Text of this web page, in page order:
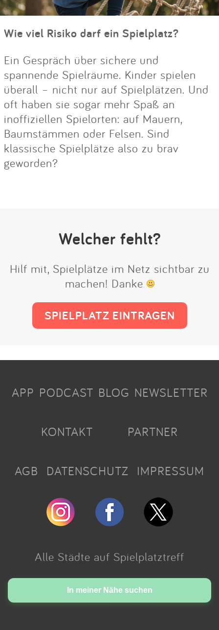
Wie viel Risiko darf ein Spielplatz?
Ein Gespräch über sichere und
spannende Spielräume. Kinder spielen
überall – nicht nur auf Spielplätzen. Und
oft haben sie sogar mehr Spaß an
inoffiziellen Spielorten: auf Mauern,
Baumstämmen oder Felsen. Sind
klassische Spielplätze also zu brav
geworden?
Welcher fehlt?
Hilf mit, Spielplätze im Netz sichtbar zu
machen! Danke
SPIELPLATZ EINTRAGEN
In meiner Nähe suchen
APP PODCAST BLOG NEWSLETTER
KONTAKT PARTNER
AGB DATENSCHUTZ IMPRESSUM
Alle Städte auf Spielplatztreff
Made with love in Cologne.